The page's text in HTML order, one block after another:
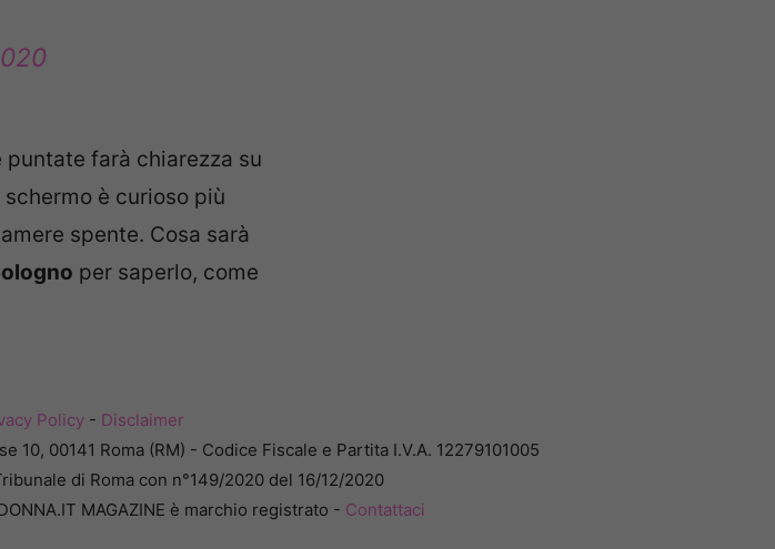
puntate farà chiarezza su
è curioso più
spente. Cosa sarà
per saperlo, come
Policy- Disclaimer
00141 Roma (RM) - Codice Fiscale e Partita I.V.A. 12279101005
di Roma con n°149/2020 del 16/12/2020
MAGAZINE è marchio registrato - Contattaci